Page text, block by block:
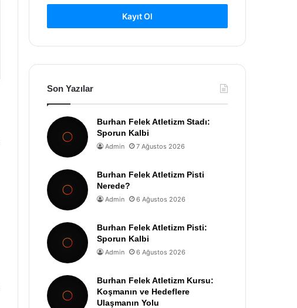
Kayıt Ol
Son Yazılar
Burhan Felek Atletizm Stadı:
Sporun Kalbi
Admin 7 Ağustos 2026
Burhan Felek Atletizm Pisti
Nerede?
Admin 6 Ağustos 2026
Burhan Felek Atletizm Pisti:
Sporun Kalbi
Admin 6 Ağustos 2026
Burhan Felek Atletizm Kursu:
Koşmanın ve Hedeflere
Ulaşmanın Yolu